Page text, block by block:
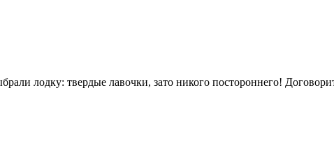
лодку: твердые лавочки, зато никого постороннего!